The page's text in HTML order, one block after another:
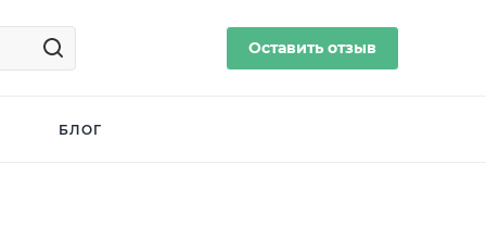
Оставить отзыв
БЛОГ